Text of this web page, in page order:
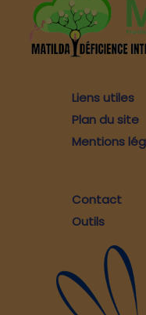
Liens utiles
Plan du site
Mentions
Contact
Outils